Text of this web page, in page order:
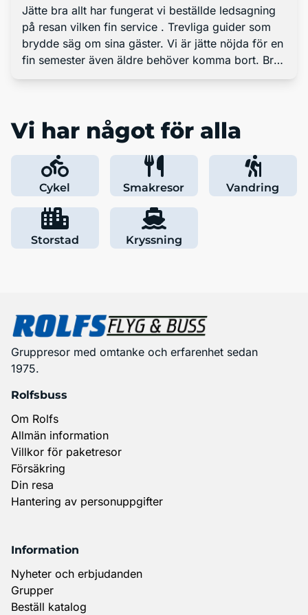
Jätte bra allt har fungerat vi beställde ledsagning
på resan vilken fin service . Trevliga guider som
brydde säg om sina gäster. Vi är jätte nöjda för en
fin semester även äldre behöver komma bort. Bra
flygbolag. Vår Reseledare Josefin du är Bäst.
Vi har något för alla
Cykel Smakresor Vandring
Storstad Kryssning
Gruppresor med omtanke och erfarenhet sedan
1975.
Rolfsbuss
Om Rolfs
Allmän information
Villkor för paketresor
Försäkring
Din resa
Hantering av personuppgifter
Information
Nyheter och erbjudanden
Grupper
Beställ katalog